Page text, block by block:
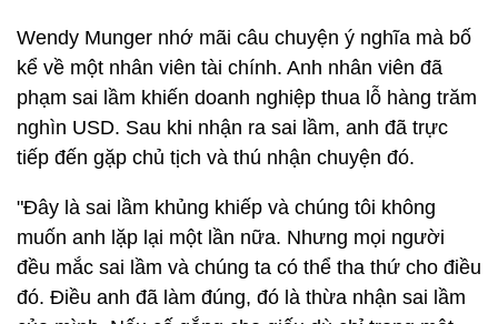
Wendy Munger nhớ mãi câu chuyện ý nghĩa mà bố
kể về một nhân viên tài chính. Anh nhân viên đã
phạm sai lầm khiến doanh nghiệp thua lỗ hàng trăm
nghìn USD. Sau khi nhận ra sai lầm, anh đã trực
tiếp đến gặp chủ tịch và thú nhận chuyện đó.
"Đây là sai lầm khủng khiếp và chúng tôi không
muốn anh lặp lại một lần nữa. Nhưng mọi người
đều mắc sai lầm và chúng ta có thể tha thứ cho điều
đó. Điều anh đã làm đúng, đó là thừa nhận sai lầm